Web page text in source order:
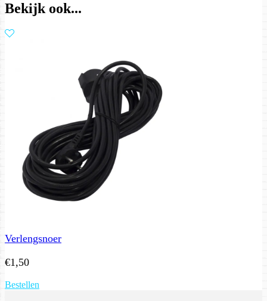
Bekijk ook...
Verlengsnoer
€1,50
Bestellen